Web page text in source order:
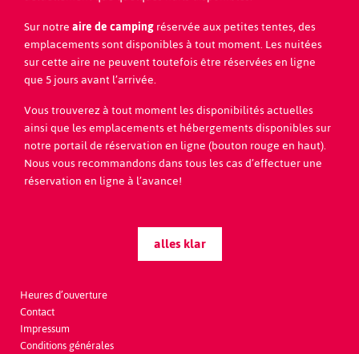
Sur notreaire de campingréservée aux petites tentes, des
emplacements sont disponibles à tout moment. Les nuitées
sur cette aire ne peuvent toutefois être réservées en ligne
que 5 jours avant l’arrivée.
Vous trouverez à tout moment les disponibilités actuelles
ainsi que les emplacements et hébergements disponibles sur
notre portail de réservation en ligne (bouton rouge en haut).
Nous vous recommandons dans tous les cas d’effectuer une
réservation en ligne à l’avance!
alles klar
Seefeld Park Sarnen
Seestrasse 20
CH - 6060Sarnen | Switzerland
Koordinaten: 46°52'59'' / 08°14'33''
Heures d’ouverture
Contact
Impressum
Conditions générales